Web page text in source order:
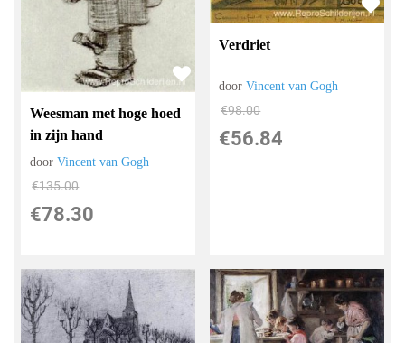
Weesman met hoge hoed
in zijn hand
doorVincent van Gogh
€135.00
€78.30
Verdriet
doorVincent van Gogh
€98.00
€56.84